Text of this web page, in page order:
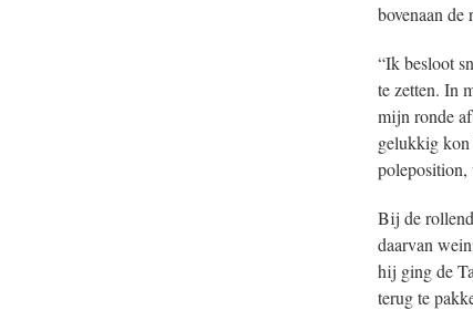
bovenaan
“Ik besloot
te zetten. In
mijn ronde
gelukkig kon
poleposition,
Bij de
daarvan
hij ging de
terug te